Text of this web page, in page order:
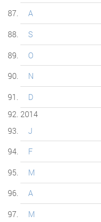
A
S
O
N
D
2014
J
F
M
A
M